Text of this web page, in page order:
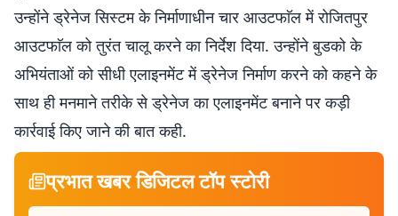
उन्होंने ड्रेनेज सिस्टम के निर्माणाधीन चार आउटफाॅल में रोजितपुर
आउटफाॅल को तुरंत चालू करने का निर्देश दिया. उन्होंने बुडको के
अभियंताओं को सीधी एलाइनमेंट में ड्रेनेज निर्माण करने को कहने के
साथ ही मनमाने तरीके से ड्रेनेज का एलाइनमेंट बनाने पर कड़ी
कार्रवाई किए जाने की बात कही.
प्रभात खबर डिजिटल टॉप स्टोरी